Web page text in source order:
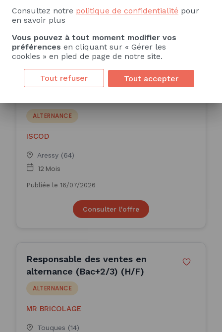
Publiée le 24/07/2026
Consulter l'offre
Alternance Chargé(e)
developer - Idron (H/F)
ALTERNANCE
ISCOD
Aressy (64)
12 Mois
Publiée le 16/07/2026
Consulter l'offre
Responsable des ventes en
alternance (Bac+2/3) (H/F)
ALTERNANCE
MR BRICOLAGE
Touques (14)
Consultez notre politique de confidentialité pour
en savoir plus
Vous pouvez à tout moment modifier vos
préférences en cliquant sur « Gérer les
cookies » en pied de page de notre site.
Tout refuser Tout accepter